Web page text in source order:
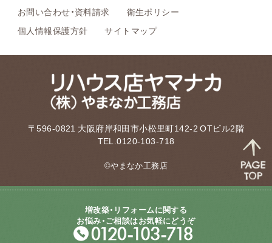
お問い合わせ・資料請求
衛生ポリシー
個人情報保護方針
サイトマップ
〒596-0821 大阪府岸和田市小松里町142-2 OTビル2階
TEL.0120-103-718
©やまなか工務店
増改築・リフォームに関する
お悩み・ご相談はお気軽にどうぞ